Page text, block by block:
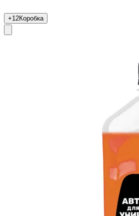
+12Коробка